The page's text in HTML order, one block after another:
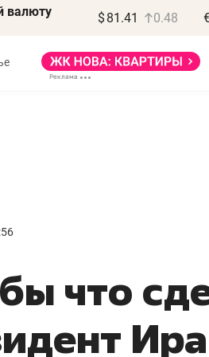
валюту $ 81.41 0.48
что
правил, бизнес может
потерять минимум